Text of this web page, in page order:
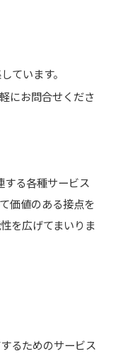
ています。
にお問合せくださ
する各種サービス
価値のある接点を
を広げてまいりま
るためのサービス